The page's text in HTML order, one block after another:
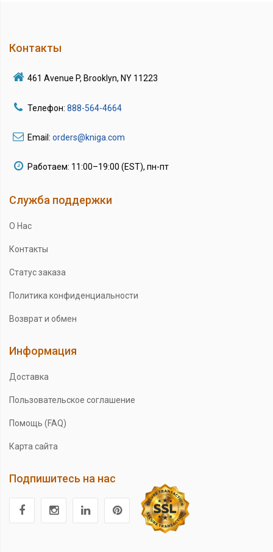
Контакты
461 Avenue P, Brooklyn, NY 11223
Телефон: 888-564-4664
Email: orders@kniga.com
Работаем: 11:00–19:00 (EST), пн-пт
Служба поддержки
О Нас
Контакты
Статус заказа
Политика конфиденциальности
Возврат и обмен
Информация
Доставка
Пользовательское соглашение
Помощь (FAQ)
Карта сайта
Подпишитесь на нас